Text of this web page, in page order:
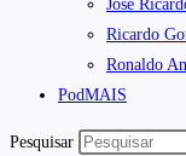
José
Ricardo
Ronaldo
PodMAIS
Pesquisar